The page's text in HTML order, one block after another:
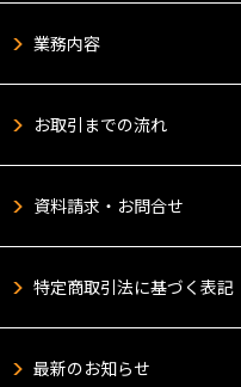
業務内容
お取引までの流れ
資料請求・お問合せ
特定商取引法に基づく表記
最新のお知らせ